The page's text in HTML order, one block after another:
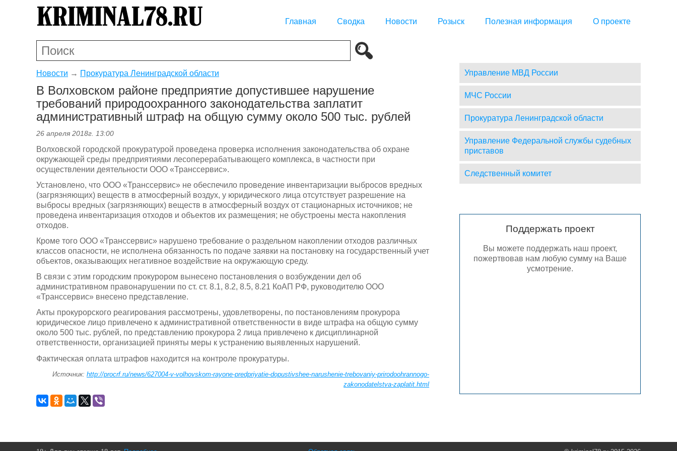
Главная Сводка Новости Розыск Полезная информация О проекте
Новости → Прокуратура Ленинградской области
В Волховском районе предприятие допустившее нарушение
требований природоохранного законодательства заплатит
административный штраф на общую сумму около 500 тыс. рублей
26 апреля 2018г. 13:00
Волховской городской прокуратурой проведена проверка исполнения законодательства об охране
окружающей среды предприятиями лесоперерабатывающего комплекса, в частности при
осуществлении деятельности ООО «Транссервис».
Установлено, что ООО «Транссервис» не обеспечило проведение инвентаризации выбросов вредных
(загрязняющих) веществ в атмосферный воздух, у юридического лица отсутствует разрешение на
выбросы вредных (загрязняющих) веществ в атмосферный воздух от стационарных источников; не
проведена инвентаризация отходов и объектов их размещения; не обустроены места накопления
отходов.
Кроме того ООО «Транссервис» нарушено требование о раздельном накоплении отходов различных
классов опасности, не исполнена обязанность по подаче заявки на постановку на государственный учет
объектов, оказывающих негативное воздействие на окружающую среду.
В связи с этим городским прокурором вынесено постановления о возбуждении дел об
административном правонарушении по ст. ст. 8.1, 8.2, 8.5, 8.21 КоАП РФ, руководителю ООО
«Транссервис» внесено представление.
Акты прокурорского реагирования рассмотрены, удовлетворены, по постановлениям прокурора
юридическое лицо привлечено к административной ответственности в виде штрафа на общую сумму
около 500 тыс. рублей, по представлению прокурора 2 лица привлечено к дисциплинарной
ответственности, организацией приняты меры к устранению выявленных нарушений.
Фактическая оплата штрафов находится на контроле прокуратуры.
Источник: http://procrf.ru/news/627004-v-volhovskom-rayone-predpriyatie-dopustivshee-narushenie-trebovaniy-prirodoohrannogo-
zakonodatelstva-zaplatit.html
Управление МВД России
МЧС России
Прокуратура Ленинградской области
Управление Федеральной службы судебных
приставов
Следственный комитет
Поддержать проект
Вы можете поддержать наш проект,
пожертвовав нам любую сумму на Ваше
усмотрение.